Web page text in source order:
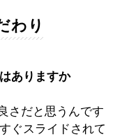
わり
ありますか
さだと思うんです
ぐスライドされて